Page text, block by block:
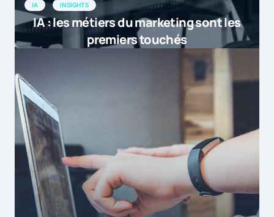
IA INSIGHTS
IA : les métiers du marketing sont les
premiers touchés